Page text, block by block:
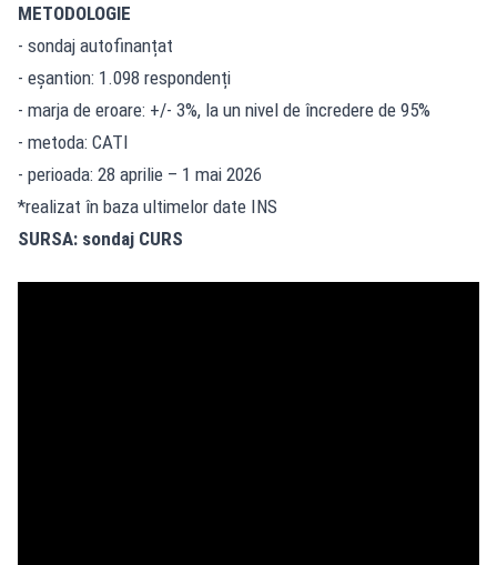
METODOLOGIE
- sondaj autofinanțat
- eșantion: 1.098 respondenți
- marja de eroare: +/- 3%, la un nivel de încredere de 95%
- metoda: CATI
- perioada: 28 aprilie – 1 mai 2026
*realizat în baza ultimelor date INS
SURSA: sondaj CURS